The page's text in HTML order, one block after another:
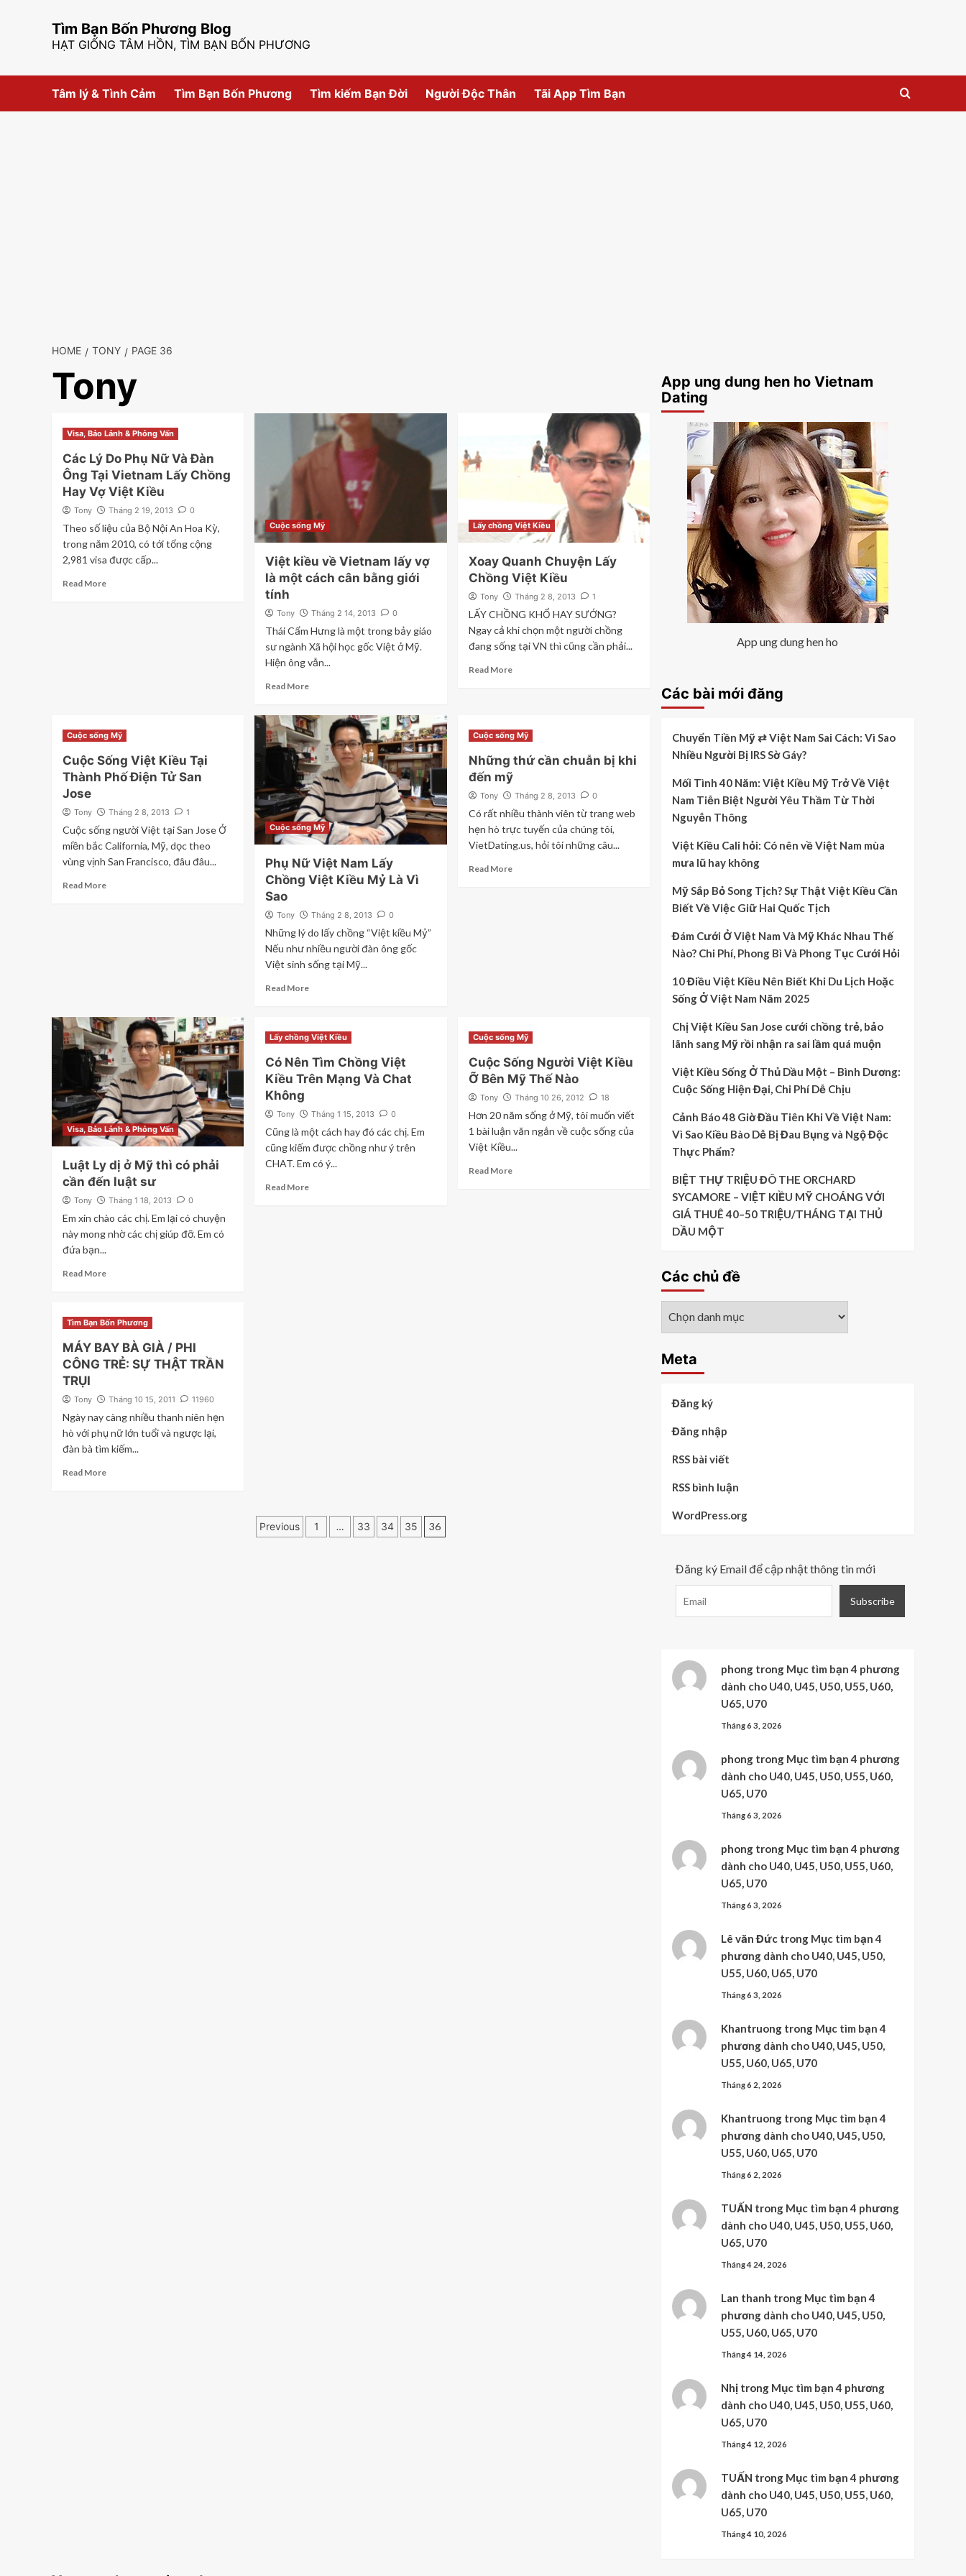
Tìm Bạn Bốn Phương Blog
HẠT GIỐNG TÂM HỒN, TÌM BẠN BỐN PHƯƠNG
Tâm lý & Tình Cảm Tìm Bạn Bốn Phương Tìm kiếm Bạn Đời Người Độc Thân Tãi App Tìm Bạn
HOME TONY PAGE 36
Tony
Visa, Bảo Lảnh & Phỏng Vấn
Các Lý Do Phụ Nữ Và Đàn
Ông Tại Vietnam Lấy Chồng
Hay Vợ Việt Kiều
Tony Tháng 2 19, 2013 0
Theo số liệu của Bộ Nội An Hoa Kỳ,
trong năm 2010, có tới tổng cộng
2,981 visa được cấp...
Read More
Cuộc sống Mỹ
Việt kiều về Vietnam lấy vợ
là một cách cân bằng giới
tính
Tony Tháng 2 14, 2013 0
Thái Cẩm Hưng là một trong bảy giáo
sư ngành Xã hội học gốc Việt ở Mỹ.
Hiện ông vẫn...
Read More
Lấy chồng Việt Kiều
Xoay Quanh Chuyện Lấy
Chồng Việt Kiều
Tony Tháng 2 8, 2013 1
LẤY CHỒNG KHỔ HAY SƯỚNG?
Ngay cả khi chọn một người chồng
đang sống tại VN thì cũng cần phải...
Read More
Cuộc sống Mỹ
Cuộc Sống Việt Kiều Tại
Thành Phố Điện Tử San
Jose
Tony Tháng 2 8, 2013 1
Cuộc sống người Việt tại San Jose Ở
miền bắc California, Mỹ, dọc theo
vùng vịnh San Francisco, đâu đâu...
Read More
Cuộc sống Mỹ
Phụ Nữ Việt Nam Lấy
Chồng Việt Kiều Mỷ Là Vì
Sao
Tony Tháng 2 8, 2013 0
Những lý do lấy chồng “Việt kiều Mỷ”
Nếu như nhiều người đàn ông gốc
Việt sinh sống tại Mỹ...
Read More
Cuộc sống Mỹ
Những thứ cần chuẫn bị khi
đến mỹ
Tony Tháng 2 8, 2013 0
Có rất nhiều thành viên từ trang web
hẹn hò trực tuyến của chúng tôi,
VietDating.us, hỏi tôi những câu...
Read More
Visa, Bảo Lảnh & Phỏng Vấn
Luật Ly dị ở Mỹ thì có phải
cần đến luật sư
Tony Tháng 1 18, 2013 0
Em xin chào các chị. Em lại có chuyện
này mong nhờ các chị giúp đỡ. Em có
đứa bạn...
Read More
Lấy chồng Việt Kiều
Có Nên Tìm Chồng Việt
Kiều Trên Mạng Và Chat
Không
Tony Tháng 1 15, 2013 0
Cũng là một cách hay đó các chị. Em
cũng kiếm được chồng như ý trên
CHAT. Em có ý...
Read More
Cuộc sống Mỹ
Cuộc Sống Người Việt Kiều
Ỡ Bên Mỹ Thế Nào
Tony Tháng 10 26, 2012 18
Hơn 20 năm sống ở Mỹ, tôi muốn viết
1 bài luận văn ngắn về cuộc sống của
Việt Kiều...
Read More
Tìm Bạn Bốn Phương
MÁY BAY BÀ GIÀ / PHI
CÔNG TRẺ: SỰ THẬT TRẦN
TRỤI
Tony Tháng 10 15, 2011 11960
Ngày nay càng nhiều thanh niên hẹn
hò với phụ nữ lớn tuổi và ngược lại,
đàn bà tìm kiếm...
Read More
Phân
Previous 1 … 33 34 35 36
App ung dung hen ho Vietnam
Dating
App ung dung hen ho
Các bài mới đăng
Chuyển Tiền Mỹ ⇄ Việt Nam Sai Cách: Vì Sao
Nhiều Người Bị IRS Sờ Gáy?
Mối Tình 40 Năm: Việt Kiều Mỹ Trở Về Việt
Nam Tiễn Biệt Người Yêu Thầm Từ Thời
Nguyễn Thông
Việt Kiều Cali hỏi: Có nên về Việt Nam mùa
mưa lũ hay không
Mỹ Sắp Bỏ Song Tịch? Sự Thật Việt Kiều Cần
Biết Về Việc Giữ Hai Quốc Tịch
Đám Cưới Ở Việt Nam Và Mỹ Khác Nhau Thế
Nào? Chi Phí, Phong Bì Và Phong Tục Cưới Hỏi
10 Điều Việt Kiều Nên Biết Khi Du Lịch Hoặc
Sống Ở Việt Nam Năm 2025
Chị Việt Kiều San Jose cưới chồng trẻ, bảo
lãnh sang Mỹ rồi nhận ra sai lầm quá muộn
Việt Kiều Sống Ở Thủ Dầu Một – Bình Dương:
Cuộc Sống Hiện Đại, Chi Phí Dễ Chịu
Cảnh Báo 48 Giờ Đầu Tiên Khi Về Việt Nam:
Vì Sao Kiều Bào Dễ Bị Đau Bụng và Ngộ Độc
Thực Phẩm?
BIỆT THỰ TRIỆU ĐÔ THE ORCHARD
SYCAMORE – VIỆT KIỀU MỸ CHOÁNG VỚI
GIÁ THUÊ 40–50 TRIỆU/THÁNG TẠI THỦ
DẦU MỘT
Các chủ đề
Meta
Đăng ký
Đăng nhập
RSS bài viết
RSS bình luận
WordPress.org
Đăng ký Email để cập nhật thông tin mới
phongtrong Mục tìm bạn 4 phương
dành cho U40, U45, U50, U55, U60,
U65, U70
Tháng 6 3, 2026
phongtrong Mục tìm bạn 4 phương
dành cho U40, U45, U50, U55, U60,
U65, U70
Tháng 6 3, 2026
phongtrong Mục tìm bạn 4 phương
dành cho U40, U45, U50, U55, U60,
U65, U70
Tháng 6 3, 2026
Lê văn Đứctrong Mục tìm bạn 4
phương dành cho U40, U45, U50,
U55, U60, U65, U70
Tháng 6 3, 2026
Khantruongtrong Mục tìm bạn 4
phương dành cho U40, U45, U50,
U55, U60, U65, U70
Tháng 6 2, 2026
Khantruongtrong Mục tìm bạn 4
phương dành cho U40, U45, U50,
U55, U60, U65, U70
Tháng 6 2, 2026
TUẤN trong Mục tìm bạn 4 phương
dành cho U40, U45, U50, U55, U60,
U65, U70
Tháng 4 24, 2026
Lan thanh trong Mục tìm bạn 4
phương dành cho U40, U45, U50,
U55, U60, U65, U70
Tháng 4 14, 2026
Nhịtrong Mục tìm bạn 4 phương
dành cho U40, U45, U50, U55, U60,
U65, U70
Tháng 4 12, 2026
TUẤN trong Mục tìm bạn 4 phương
dành cho U40, U45, U50, U55, U60,
U65, U70
Tháng 4 10, 2026